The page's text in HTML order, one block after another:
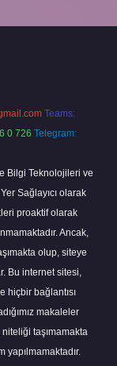
Teams:
0 726 Telegram:
Bilgi Teknolojileri ve
Sağlayıcı olarak
proaktif olarak
Ancak,
olup, siteye
Bu internet sitesi,
hiçbir bağlantısı
makaleler
taşımamakta
yapılmamaktadır.